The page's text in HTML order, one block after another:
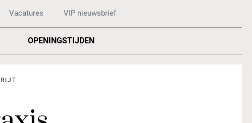
Vacatures VIP nieuwsbrief
OPENINGSTIJDEN